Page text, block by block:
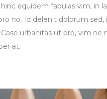
hinc equidem fabulas vim, in
no. Id delenit dolorum
Case urbanitas ut pro, vim
at.